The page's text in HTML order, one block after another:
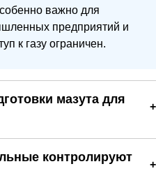
важно для
предприятий и
к газу ограничен.
мазута для
разных этапах — в
контролируют